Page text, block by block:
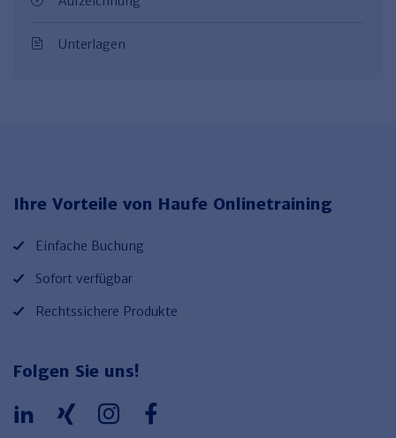
Unterlagen
Ihre Vorteile von Haufe Onlinetraining
Einfache Buchung
Sofort verfügbar
Rechtssichere Produkte
Folgen Sie uns!